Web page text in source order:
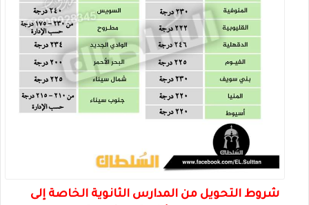
شروط التحويل من المدارس الثانوية الخاصة إلى